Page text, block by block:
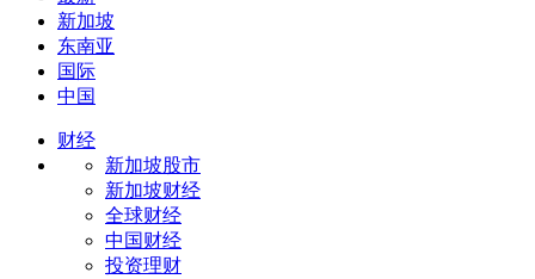
新加坡
东南亚
国际
中国
财经
新加坡股市
新加坡财经
全球财经
中国财经
投资理财